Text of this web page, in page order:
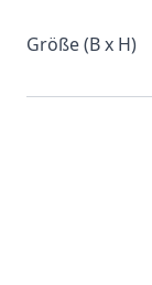
Größe (B x H)